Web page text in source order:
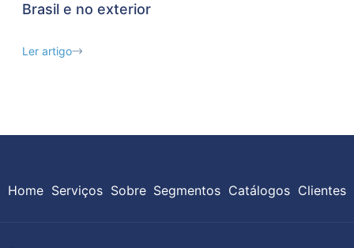
Brasil e no exterior
Ler artigo
Home Serviços Sobre Segmentos Catálogos Clientes